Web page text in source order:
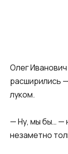
Олег
расширились
луком.
— Ну, мы бы… —
незаметно